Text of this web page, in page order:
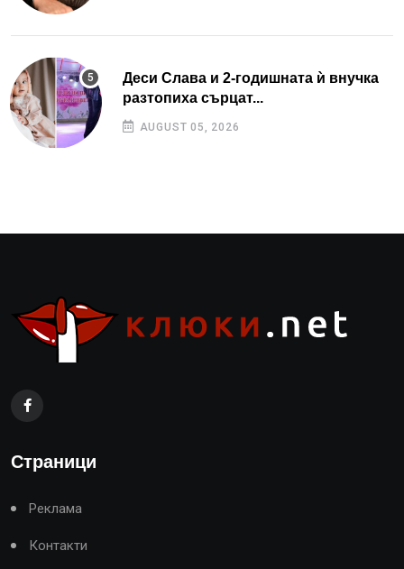
Деси Слава и 2-годишната ѝ внучка
разтопиха сърцат...
AUGUST 05, 2026
Страници
Реклама
Контакти